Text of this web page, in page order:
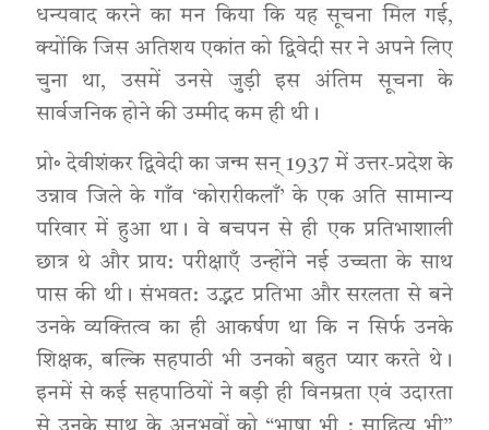
धन्यवाद करने का मन किया कि यह सूचना मिल गई,
क्योंकि जिस अतिशय एकांत को द्विवेदी सर ने अपने लिए
चुना था, उसमें उनसे जुड़ी इस अंतिम सूचना के
सार्वजनिक होने की उम्मीद कम ही थी।
प्रो॰ देवीशंकर द्विवेदी का जन्म सन् 1937 में उत्तर-प्रदेश के
उन्नाव जिले के गाँव ‘कोरारीकलाँ’ के एक अति सामान्य
परिवार में हुआ था। वे बचपन से ही एक प्रतिभाशाली
छात्र थे और प्राय: परीक्षाएँ उन्होंने नई उच्चता के साथ
पास की थी। संभवत: उद्भट प्रतिभा और सरलता से बने
उनके व्यक्तित्व का ही आकर्षण था कि न सिर्फ उनके
शिक्षक, बल्कि सहपाठी भी उनको बहुत प्यार करते थे।
इनमें से कई सहपाठियों ने बड़ी ही विनम्रता एवं उदारता